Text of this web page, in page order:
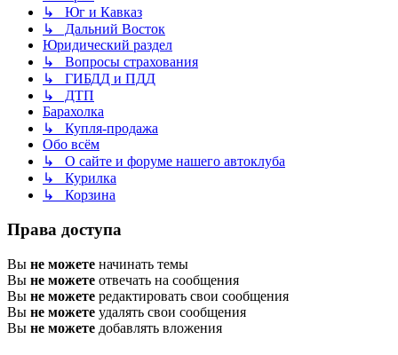
↳ Юг и Кавказ
↳ Дальний Восток
Юридический раздел
↳ Вопросы страхования
↳ ГИБДД и ПДД
↳ ДТП
Барахолка
↳ Купля-продажа
Обо всём
↳ О сайте и форуме нашего автоклуба
↳ Курилка
↳ Корзина
Права доступа
Вы не можете начинать темы
Вы не можете отвечать на сообщения
Вы не можете редактировать свои сообщения
Вы не можете удалять свои сообщения
Вы не можете добавлять вложения